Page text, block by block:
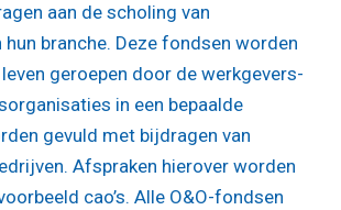
aan de scholing van
branche. Deze fondsen worden
geroepen door de werkgevers-
in een bepaalde
gevuld met bijdragen van
Afspraken hierover worden
cao’s. Alle O&O-fondsen